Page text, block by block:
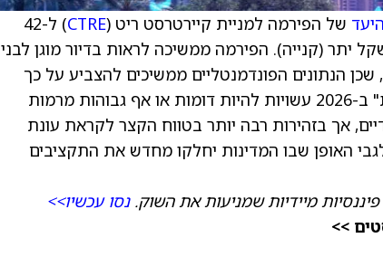
של הפירמה למניית קיירטרסט ריט (CTRE
) ל-42
משקל יתר (קנייה). הפירמה ממשיכה לראות בדיור מוגן לבני
הגיל השלישי מגזר מועדף במיוחד בתוך תחום ה-REIT, שכן הנתונים הפונדמנטליים ממשיכים להצביע על כך
שרמות הצמיחה ב-"הכנסה תפעולית נטו בחנויות זהות" ב-2026 עשויות להיות דומות או אף גבוהות מרמות
אך בזהירות רבה יותר בטווח הקצר לקראת עונת
האופן שבו המדינות יחלקו מחדש את התקציבים
מיידיות שמניעות את השוק.נסו עכשיו>>
>>